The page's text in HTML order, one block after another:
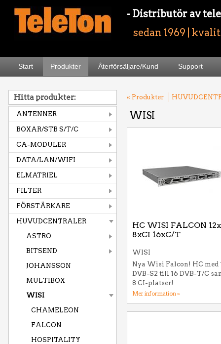
- Distributör av
sedan 1969 |
Start Produkter Återförsäljare/Kund Support
Hitta produkter:
ANTENNER
BOXAR/STB S/T/C
CA-MODULER
DATA/LAN/WIFI
ELMATRIEL
FILTER
FÖRSTÄRKARE
HUVUDCENTRALER
ASTRO
BITSEND
JOHANSSON
MULTIBOX
WISI
CHAMELEON
FALCON
HOSPITALITY
« Produkter
WISI
HC WISI FALCON
8xCI 16xC/T
WISI
Nya Wisi Falcon! HC med
DVB-S2 till 16 DVB-T/C
8 CI-platser!
Mer information »